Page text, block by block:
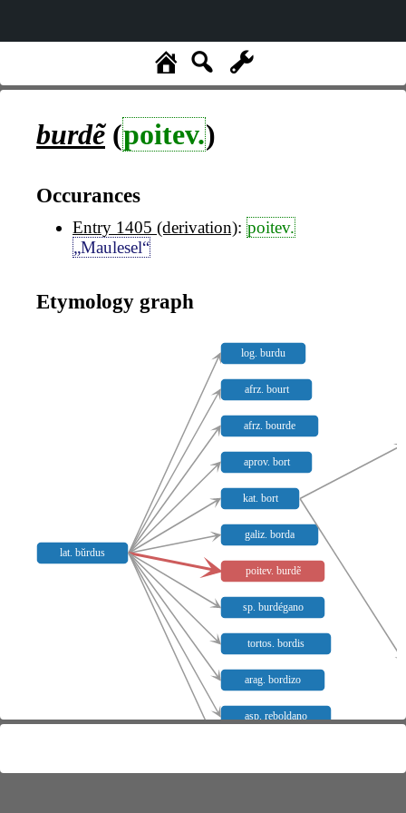
burdẽ(poitev.)
Occurances
Entry 1405 (derivation): poitev.
„Maulesel“
Etymology graph
lat. bŭrdus
log. burdu
afrz. bourt
afrz. bourde
aprov. bort
kat. bort
galiz. borda
poitev. burdẽ
sp. burdégano
tortos. bordis
arag. bordizo
asp. reboldano